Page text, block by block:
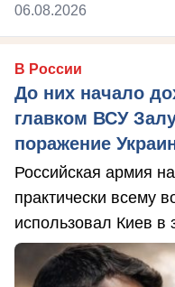
06.08.2026
В России
До них начало
главком ВСУ
поражение
Российская армия
практически всему
использовал Киев в